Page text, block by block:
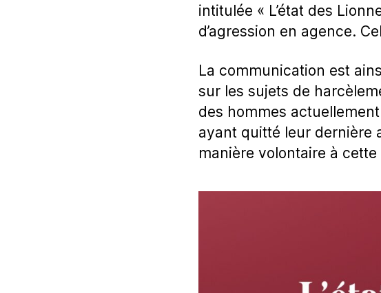
intitulée « L’état des
d’agression en agence.
La communication est
sur les sujets de
des hommes
ayant quitté leur dernière
manière volontaire à